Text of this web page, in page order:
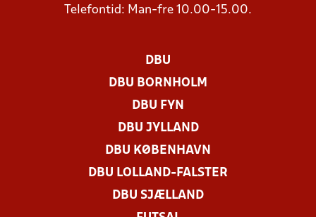
Telefontid: Man-fre 10.00-15.00.
DBU
DBU BORNHOLM
DBU FYN
DBU JYLLAND
DBU KØBENHAVN
DBU LOLLAND-FALSTER
DBU SJÆLLAND